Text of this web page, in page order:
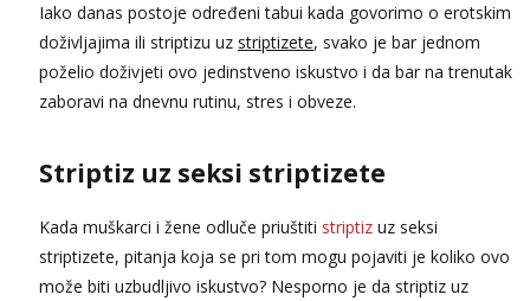
Iako danas postoje određeni tabui kada govorimo o erotskim
doživljajima ili striptizu uz striptizete, svako je bar jednom
poželio doživjeti ovo jedinstveno iskustvo i da bar na trenutak
zaboravi na dnevnu rutinu, stres i obveze.
Striptiz uz seksi striptizete
Kada muškarci i žene odluče priuštiti striptiz uz seksi
striptizete, pitanja koja se pri tom mogu pojaviti je koliko ovo
može biti uzbudljivo iskustvo? Nesporno je da striptiz uz